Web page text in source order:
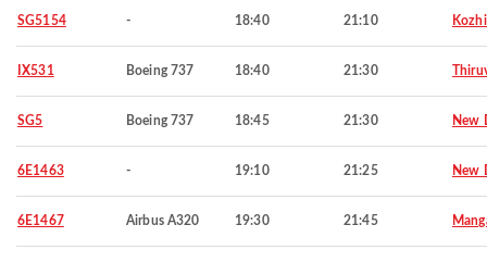
SG5154 - 18:40 21:10
IX531 Boeing 737 18:40 21:30
SG5 Boeing 737 18:45 21:30 New
6E1463 - 19:10 21:25 New
6E1467 Airbus A320 19:30 21:45